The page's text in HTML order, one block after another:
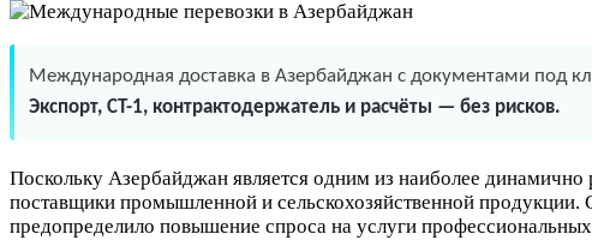
Международная доставка в Азербайджан с документами под
Экспорт, СТ-1, контрактодержатель и расчёты — без рисков.
Поскольку Азербайджан является одним из наиболее
поставщики промышленной и сельскохозяйственной
предопределило повышение спроса на услуги